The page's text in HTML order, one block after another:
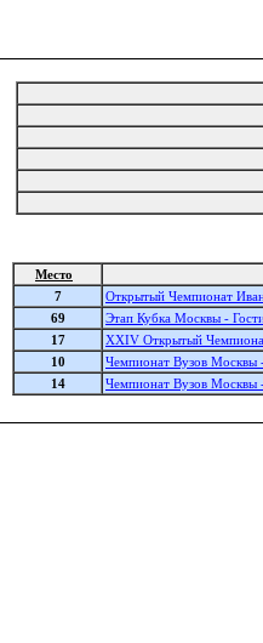
Место
7
Открытый Чемпионат
69
Этап Кубка Москвы -
17
XXIV Открытый
10
Чемпионат Вузов
14
Чемпионат Вузов